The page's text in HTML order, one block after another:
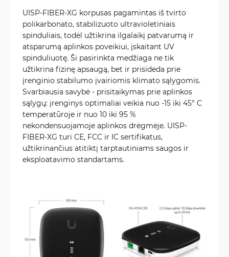
UISP-FIBER-XG korpusas pagamintas iš tvirto
polikarbonato, stabilizuoto ultravioletiniais
spinduliais, todėl užtikrina ilgalaikį patvarumą ir
atsparumą aplinkos poveikiui, įskaitant UV
spinduliuotę. Ši pasirinkta medžiaga ne tik
užtikrina fizinę apsaugą, bet ir prisideda prie
įrenginio stabilumo įvairiomis klimato sąlygomis.
Svarbiausia savybė - prisitaikymas prie aplinkos
sąlygų: įrenginys optimaliai veikia nuo -15 iki 45° C
temperatūroje ir nuo 10 iki 95 %
nekondensuojamoje aplinkos drėgmėje. UISP-
FIBER-XG turi CE, FCC ir IC sertifikatus,
užtikrinančius atitiktį tarptautiniams saugos ir
eksploatavimo standartams.